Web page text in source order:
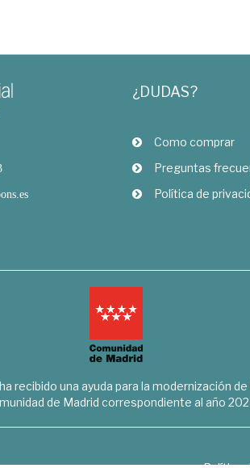
¿DUDAS?
Como comprar
Preguntas
Política de
recibido una ayuda para la modernización
de Madrid correspondiente al año